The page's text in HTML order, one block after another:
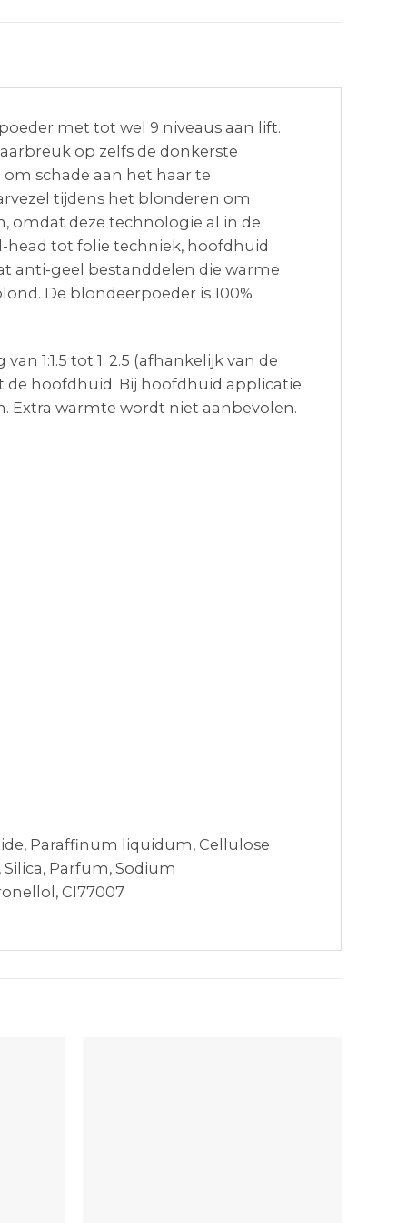
met tot wel 9 niveaus aan lift.
op zelfs de donkerste
schade aan het haar te
tijdens het blonderen om
omdat deze technologie al in de
tot folie techniek, hoofdhuid
anti-geel bestanddelen die warme
De blondeerpoeder is 100%
1:1.5 tot 1: 2.5 (afhankelijk van de
hoofdhuid. Bij hoofdhuid applicatie
Extra warmte wordt niet aanbevolen.
Paraffinum liquidum, Cellulose
Parfum, Sodium
CI77007